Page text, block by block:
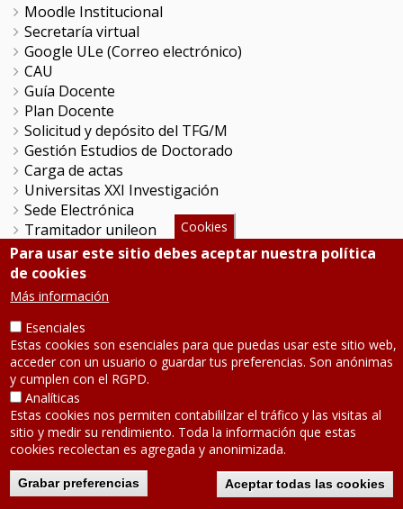
Moodle Institucional
Secretaría virtual
Google ULe (Correo electrónico)
CAU
Guía Docente
Plan Docente
Solicitud y depósito del TFG/M
Gestión Estudios de Doctorado
Carga de actas
Universitas XXI Investigación
Sede Electrónica
Tramitador unileon
Perfil del Contratante
Portal del Empleado
Servicio de Informática y Comunicaciones
SÍGUENOS
Aviso legal -Política de privacidad
Mapa de la web
2020 © Universidad de León
Cookies
Para usar este sitio debes aceptar nuestra política
de cookies
Más información
Esenciales
Estas cookies son esenciales para que puedas usar este sitio web,
acceder con un usuario o guardar tus preferencias. Son anónimas
y cumplen con el RGPD.
Analíticas
Estas cookies nos permiten contabililzar el tráfico y las visitas al
sitio y medir su rendimiento. Toda la información que estas
cookies recolectan es agregada y anonimizada.
Grabar preferencias Aceptar todas las cookies